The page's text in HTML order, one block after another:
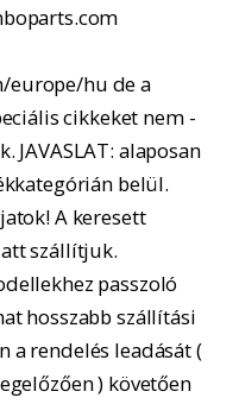
europe/hu de a
cikkeket nem -
JAVASLAT: alaposan
belül.
A keresett
szállítjuk.
passzoló
hosszabb szállítási
a rendelés leadását (
) követően